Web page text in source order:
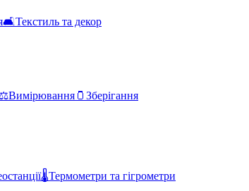
🛋️Текстиль та декор
⚖️Вимірювання 🫙 Зберігання
🌡️Термометри та гігрометри